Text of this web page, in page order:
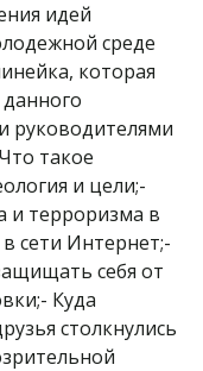
идей
среде
которая
руководителями
такое
и цели;-
и терроризма в
сети Интернет;-
себя от
Куда
столкнулись